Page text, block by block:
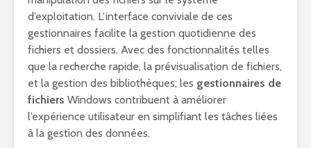
d’exploitation. L’interface conviviale de ces
gestionnaires facilite la gestion quotidienne des
fichiers et dossiers. Avec des fonctionnalités telles
que la recherche rapide, la prévisualisation de fichiers,
et la gestion des bibliothèques; les gestionnaires de
fichiers Windows contribuent à améliorer
l’expérience utilisateur en simplifiant les tâches liées
à la gestion des données.